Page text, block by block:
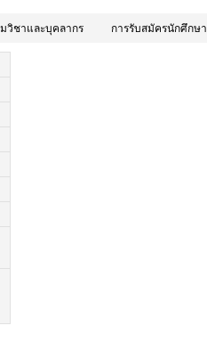
วิชาและบุคลากร การรับสมัครนักศึกษา